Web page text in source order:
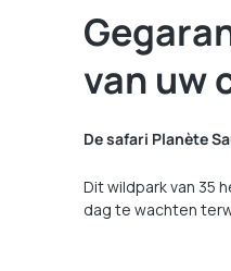
van uw
De safari Planète
Dit wildpark van 35
dag te wachten